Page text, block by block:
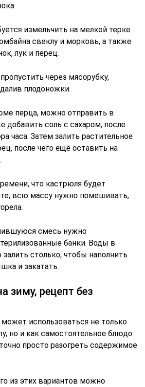
измельчить на мелкой терке
свеклу и морковь, а также
лук и перец.
через мясорубку,
плодоножки.
перца, можно отправить в
добавить соль с сахаром, после
часа. Затем залить растительное
после чего ещё оставить на
что кастрюля будет
всю массу нужно помешивать,
смесь нужно
банки. Воды в
столько, чтобы наполнить
и закатать.
зиму, рецепт без
может использоваться не только
но и как самостоятельное блюдо
просто разогреть содержимое
из этих вариантов можно